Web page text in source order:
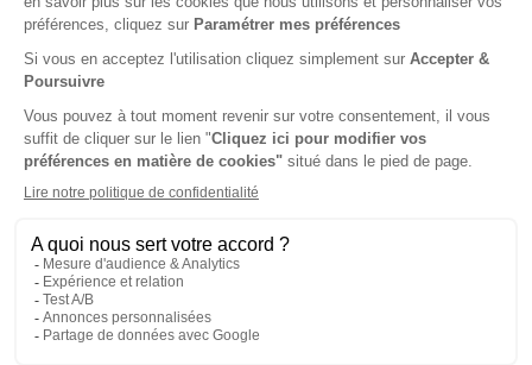
-17%
Abonnement 1 an
4 n° • Papier
60€00 Tarif Kiosque :72€
Tarif France métropolitaine
Présentation du magazine 8'6 by Pêches
Sportives